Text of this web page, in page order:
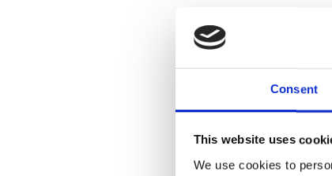
Consent
This website uses
We use cookies to